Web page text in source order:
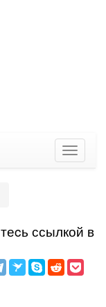
Toggle
ссылкой в